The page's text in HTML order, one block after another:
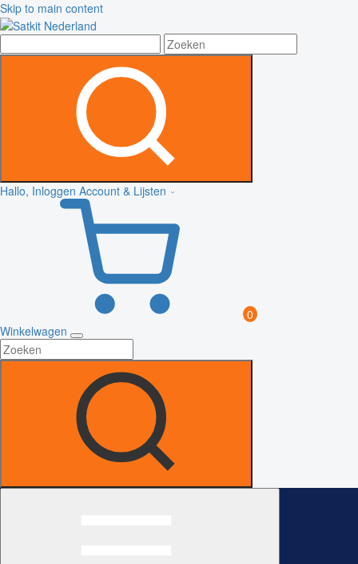
Skip to main content
Hallo, Inloggen Account & Lijsten
0
Winkelwagen